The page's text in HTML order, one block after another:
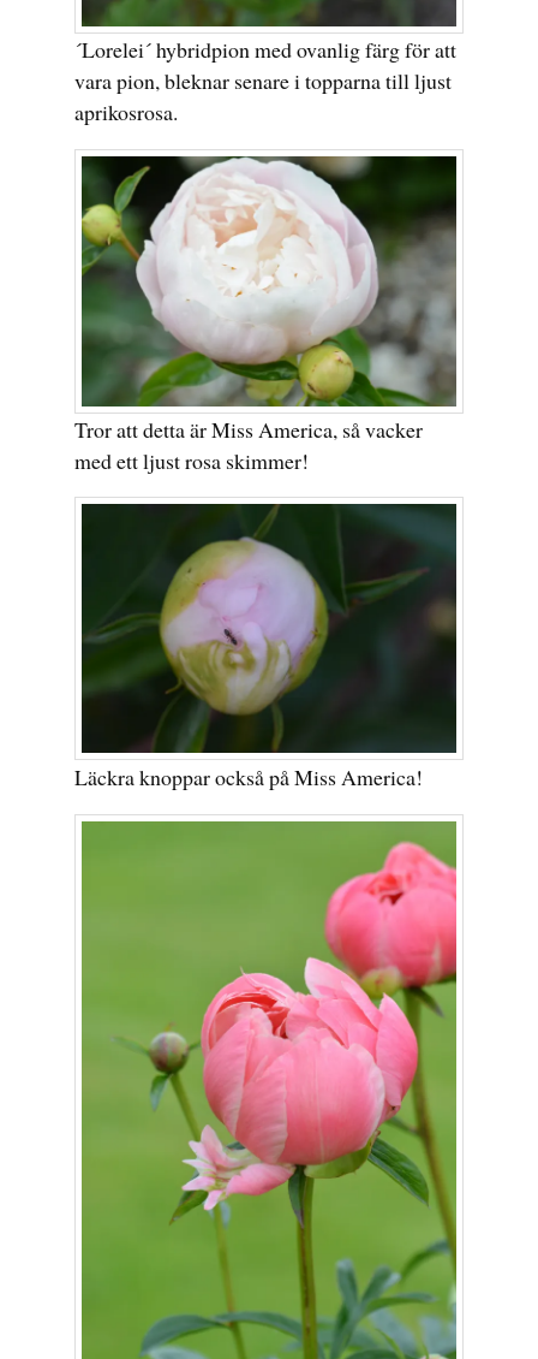
´Lorelei´ hybridpion med ovanlig färg för att
vara pion, bleknar senare i topparna till ljust
aprikosrosa.
Tror att detta är Miss America, så vacker
med ett ljust rosa skimmer!
Läckra knoppar också på Miss America!